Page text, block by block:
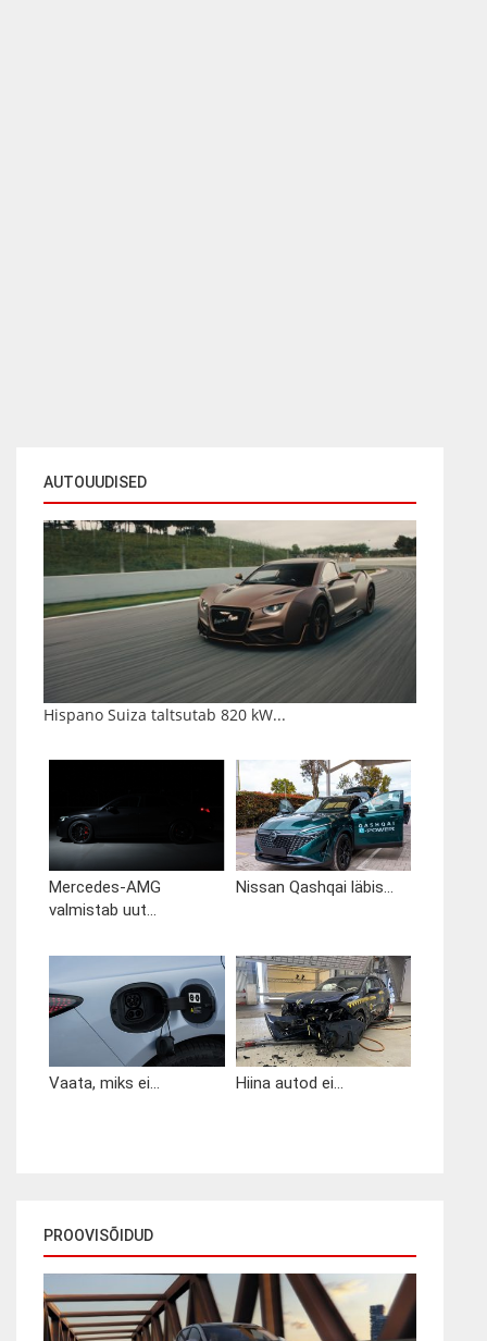
AUTOUUDISED
Hispano Suiza taltsutab 820 kW...
Mercedes-AMG
valmistab uut...
Nissan Qashqai läbis...
Vaata, miks ei... Hiina autod ei...
PROOVISÕIDUD